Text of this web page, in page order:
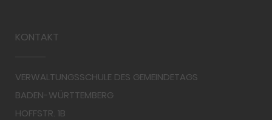
KONTAKT
VERWALTUNGSSCHULE DES GEMEINDETAGS
BADEN-WÜRTTEMBERG
HOFFSTR. 1B